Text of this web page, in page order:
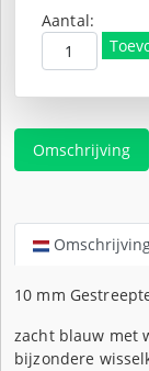
Aantal:
Omschrijving
10 mm
zacht blauw met
bijzondere